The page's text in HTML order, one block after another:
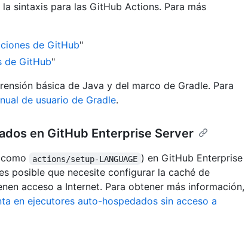
sintaxis para las GitHub Actions. Para más
de GitHub"
de GitHub"
básica de Java y del marco de Gradle. Para
de usuario de Gradle.
en GitHub Enterprise Server
actions/setup-LANGUAGE ) en GitHub Enterprise
posible que necesite configurar la caché de
acceso a Internet. Para obtener más información,
en ejecutores auto-hospedados sin acceso a